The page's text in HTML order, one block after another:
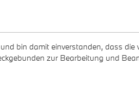
bin damit einverstanden, dass
zur Bearbeitung und